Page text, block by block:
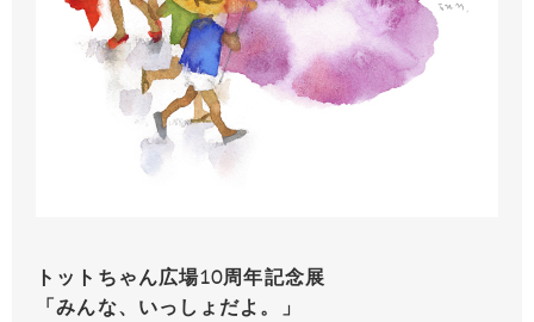
トットちゃん広場10周年記念展
「みんな、いっしょだよ。」